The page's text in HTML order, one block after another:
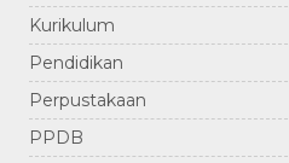
Kurikulum
Pendidikan
Perpustakaan
PPDB